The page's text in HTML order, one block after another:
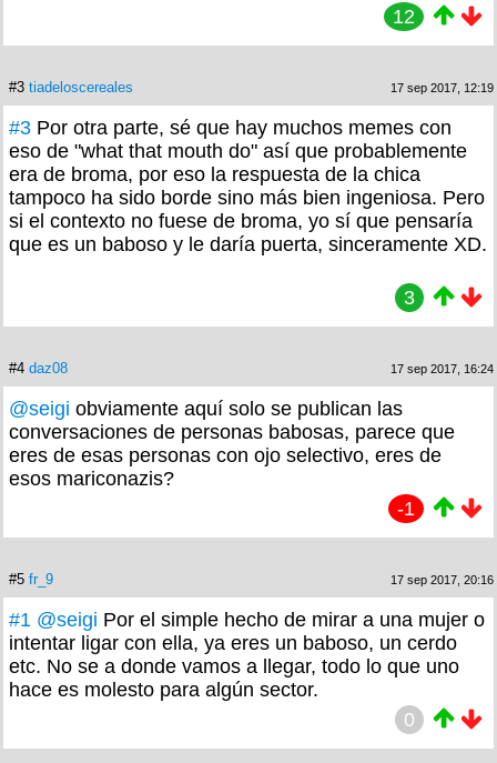
12
#3 tiadeloscereales 17 sep 2017, 12:19
#3 Por otra parte, sé que hay muchos memes con
eso de "what that mouth do" así que probablemente
era de broma, por eso la respuesta de la chica
tampoco ha sido borde sino más bien ingeniosa. Pero
si el contexto no fuese de broma, yo sí que pensaría
que es un baboso y le daría puerta, sinceramente XD.
3
#4 daz08 17 sep 2017, 16:24
@seigi obviamente aquí solo se publican las
conversaciones de personas babosas, parece que
eres de esas personas con ojo selectivo, eres de
esos mariconazis?
-1
#5 fr_9 17 sep 2017, 20:16
#1 @seigi Por el simple hecho de mirar a una mujer o
intentar ligar con ella, ya eres un baboso, un cerdo
etc. No se a donde vamos a llegar, todo lo que uno
hace es molesto para algún sector.
0